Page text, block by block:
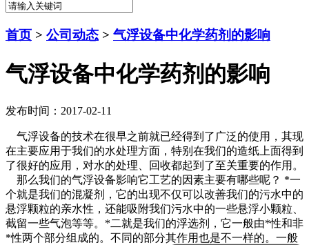
首页 > 公司动态 > 气浮设备中化学药剂的影响
气浮设备中化学药剂的影响
发布时间：2017-02-11
气浮设备的技术在很早之前就已经得到了广泛的使用，其现
在主要应用于我们的水处理方面，特别在我们的造纸上面得到
了很好的应用，对水的处理、回收都起到了至关重要的作用。
那么我们的气浮设备影响它工艺的因素主要有哪些呢？ *一
个就是我们的混凝剂，它的出现不仅可以改善我们的污水中的
悬浮颗粒的亲水性，还能吸附我们污水中的一些悬浮小颗粒、
截留一些气泡等等。*二就是我们的浮选剂，它一般由*性和非
*性两个部分组成的。不同的部分其作用也是不一样的。一般